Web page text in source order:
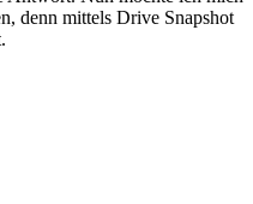
denn mittels Drive Snapshot